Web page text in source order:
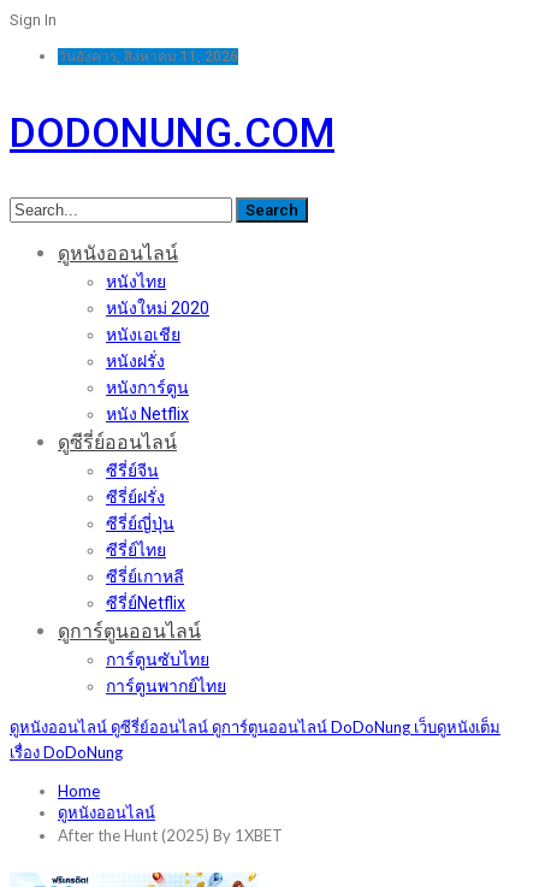
Sign In
More
DODONUNG.COM
Posts
Categories
ดูหนังออนไลน์
หนังไทย
หนังใหม่ 2020
หนังเอเชีย
หนังฝรั่ง
หนังการ์ตูน
หนัง Netflix
ดูซีรี่ย์ออนไลน์
ซีรี่ย์จีน
ซีรี่ย์ฝรั่ง
ซีรี่ย์ญี่ปุ่น
ซีรี่ย์ไทย
ซีรี่ย์เกาหลี
ซีรี่ย์Netflix
ดูการ์ตูนออนไลน์
การ์ตูนซับไทย
ดูหนังออนไลน์ ดูซีรี่ย์ออนไลน์ ดูการ์ตูนออนไลน์ DoDoNung เว็บดูหนังเต็ม
เรื่อง DoDoNung
Home
ดูหนังออนไลน์
After the Hunt (2025) By 1XBET